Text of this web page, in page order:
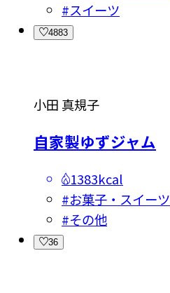
#スイーツ
4883
小田 真規子
自家製ゆずジャム
1383kcal
#お菓子・スイーツ
#その他
36